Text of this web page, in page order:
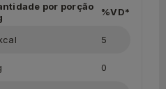
por porção
%VD*
5
0